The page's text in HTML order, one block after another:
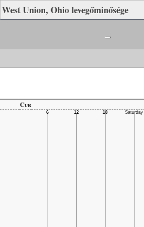
West Union, Ohio levegőminősége
-
Cur